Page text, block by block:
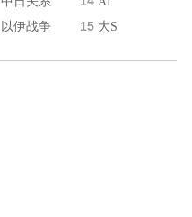
以伊战争 15 大S